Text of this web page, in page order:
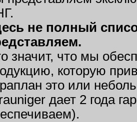
не полный
значит, что мы
которую
это или
дает 2 года